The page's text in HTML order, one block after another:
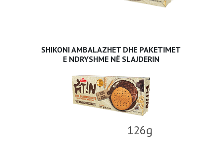
SHIKONI AMBALAZHET DHE PAKETIMET
E NDRYSHME NË SLAJDERIN
126g